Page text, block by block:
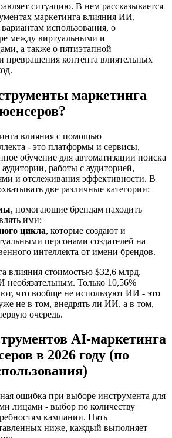
ситуацию. В нем рассказывается
маркетинга влияния ИИ,
использования, о
между виртуальными и
а также о пятиэтапной
превращения контента влиятельных
маркетинга
влияния с помощью
- это платформы и сервисы,
обучение для автоматизации поиска
работы с аудиторией,
и отслеживания эффективности. В
две различные категории:
, помогающие брендам находить
ими;
цикла, которые создают и
персонами создателей на
интеллекта от имени брендов.
влияния стоимостью $32,6 млрд.
необязательным. Только 10,56%
что вообще не используют ИИ - это
не в том, внедрять ли ИИ, а в том,
очередь.
AI-маркетинга
в 2026 году (по
ошибка при выборе инструмента для
лицами - выбор по количеству
кампании. Пять
ниже, каждый выполняет